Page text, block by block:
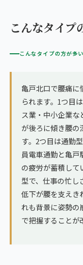
こんなタイプ
こんなタイプの方が多
亀戸北口で腰痛に
られます。1つ目
ス業・中小企業な
が後ろに傾き腰の
す。2つ目は通勤
員電車通勤と亀戸
の疲労が蓄積して
型で、仕事の忙し
低下が腰を支えき
れも背景に姿勢の
で把握することが